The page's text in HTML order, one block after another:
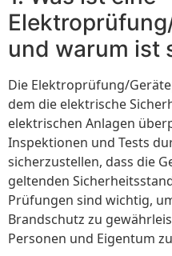
und warum ist
Die Elektroprüfung/
dem die elektrische
elektrischen Anlagen
Inspektionen und Tests
sicherzustellen, dass die
geltenden
Prüfungen sind wichtig,
Brandschutz zu
Personen und Eigentum